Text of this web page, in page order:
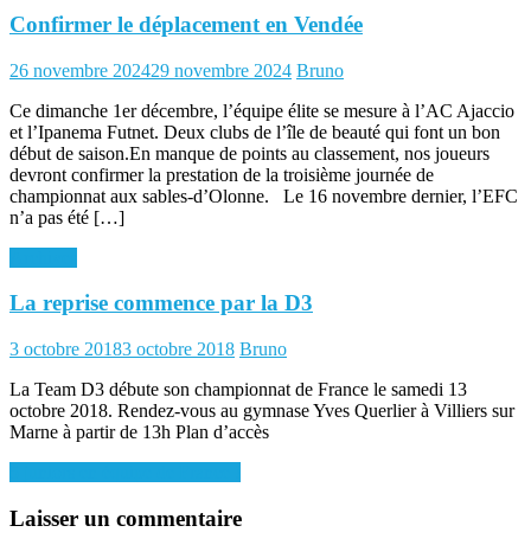
Confirmer le déplacement en Vendée
Posted
26 novembre 202429 novembre 2024 Author
Bruno
Ce dimanche 1er décembre, l’équipe élite se mesure à l’AC Ajaccio
et l’Ipanema Futnet. Deux clubs de l’île de beauté qui font un bon
début de saison.En manque de points au classement, nos joueurs
devront confirmer la prestation de la troisième journée de
championnat aux sables-d’Olonne. Le 16 novembre dernier, l’EFC
n’a pas été […]
La reprise commence par la D3
Posted
3 octobre 20183 octobre 2018 Author
Bruno
La Team D3 débute son championnat de France le samedi 13
octobre 2018. Rendez-vous au gymnase Yves Querlier à Villiers sur
Marne à partir de 13h Plan d’accès
Navigation
de
Laisser un commentaire